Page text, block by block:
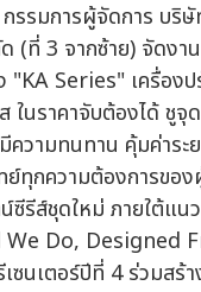
กรรมการผู้จัดการ บริ
(ที่ 3 จากซ้าย) จัดงา
Series" เครื่องป
ในราคาจับต้องได้ ชู
วามทนทาน คุ้มค่าระย
ทุกความต้องการขอ
ซีรีส์ชุดใหม่ ภายใต้แน
Do, Designed
ซนเตอร์ปีที่ 4 ร่วมสร้